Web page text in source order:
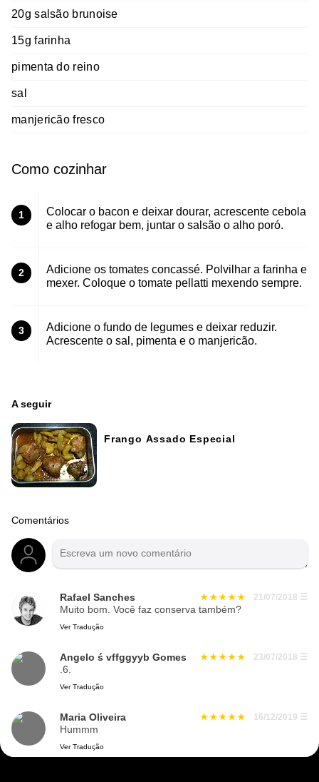
20g salsão brunoise
15g farinha
pimenta do reino
sal
manjericão fresco
Como cozinhar
1
Colocar o bacon e deixar dourar, acrescente cebola
e alho refogar bem, juntar o salsão o alho poró.
2
Adicione os tomates concassé. Polvilhar a farinha e
mexer. Coloque o tomate pellatti mexendo sempre.
3
Adicione o fundo de legumes e deixar reduzir.
Acrescente o sal, pimenta e o manjericão.
A seguir
Frango Assado Especial
Comentários
Rafael Sanches 21/07/2018 ☰
Muito bom. Você faz conserva também?
Ver Tradução
Angelo ś vffggyyb Gomes 23/07/2018 ☰
.6.
Ver Tradução
Maria Oliveira 16/12/2019 ☰
Hummm
Ver Tradução